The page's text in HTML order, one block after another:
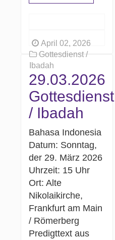
April 02, 2026
Gottesdienst /
Ibadah
29.03.2026
Gottesdienst
/ Ibadah
Bahasa Indonesia
Datum: Sonntag,
der 29. März 2026
Uhrzeit: 15 Uhr
Ort: Alte
Nikolaikirche,
Frankfurt am Main
/ Römerberg
Predigttext aus